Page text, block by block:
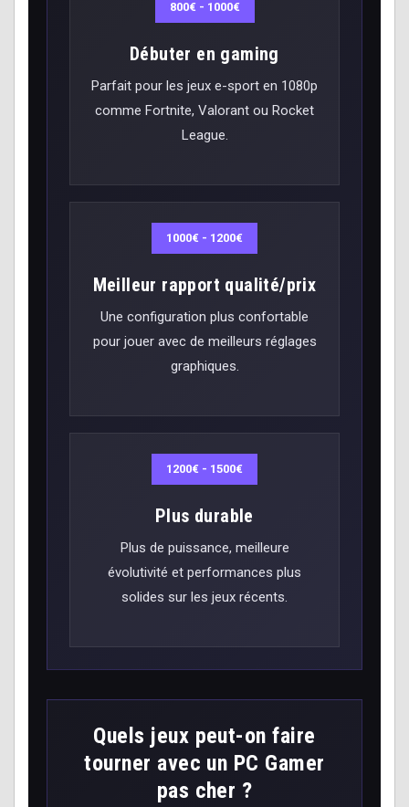
800€ - 1000€
Débuter en gaming
Parfait pour les jeux e-sport en 1080p
comme Fortnite, Valorant ou Rocket
League.
1000€ - 1200€
Meilleur rapport qualité/prix
Une configuration plus confortable
pour jouer avec de meilleurs réglages
graphiques.
1200€ - 1500€
Plus durable
Plus de puissance, meilleure
évolutivité et performances plus
solides sur les jeux récents.
Quels jeux peut-on faire
tourner avec un PC Gamer
pas cher ?